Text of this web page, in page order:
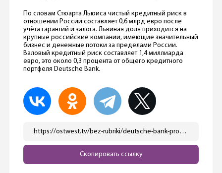
По словам Стюарта Льюиса чистый кредитный риск в
отношении России составляет 0,6 млрд евро после
учёта гарантий и залога. Львиная доля приходится на
крупные российские компании, имеющие значительный
бизнес и денежные потоки за пределами России.
Валовый кредитный риск составляет 1,4 миллиарда
евро, это около 0,3 процента от общего кредитного
портфеля Deutsche Bank.
https://ostwest.tv/bez-rubriki/deutsche-bank-prodolzhit-rabotat-v-rossii-pri-etom-bank-zablokiroval-lichnye-scheta-svoih-rossijskih-klientov-v-germanii/
Скопировать ссылку